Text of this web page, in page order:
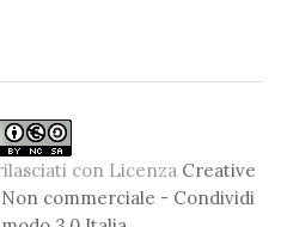
con Licenza Creative
commerciale - Condividi